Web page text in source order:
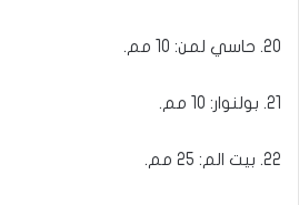
20. حاسي لمن: 10 مم.
21. بولنوار: 10 مم.
22. بيت الم: 25 مم.